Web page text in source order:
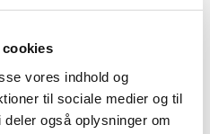
cookies
vores indhold og
til sociale medier og til
også oplysninger om